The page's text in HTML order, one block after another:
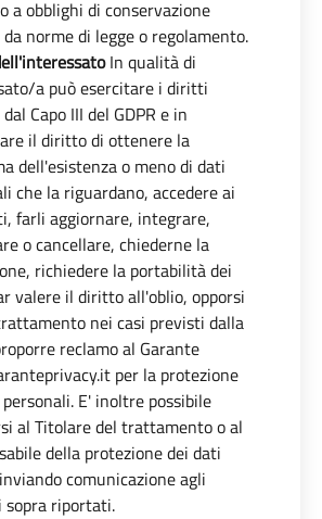
a obblighi di conservazione
norme di legge o regolamento.
In qualità di
a può esercitare i diritti
Capo III del GDPR e in
il diritto di ottenere la
dell'esistenza o meno di dati
che la riguardano, accedere ai
farli aggiornare, integrare,
o cancellare, chiederne la
richiedere la portabilità dei
valere il diritto all'oblio, opporsi
nei casi previsti dalla
reclamo al Garante
per la protezione
E' inoltre possibile
al Titolare del trattamento o al
della protezione dei dati
inviando comunicazione agli
sopra riportati.